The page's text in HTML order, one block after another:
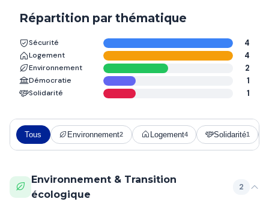
Répartition par thématique
Sécurité 4
Logement 4
Environnement 2
Démocratie 1
Solidarité 1
Tous Environnement2 Logement4 Solidarité1
Environnement & Transition
écologique
2